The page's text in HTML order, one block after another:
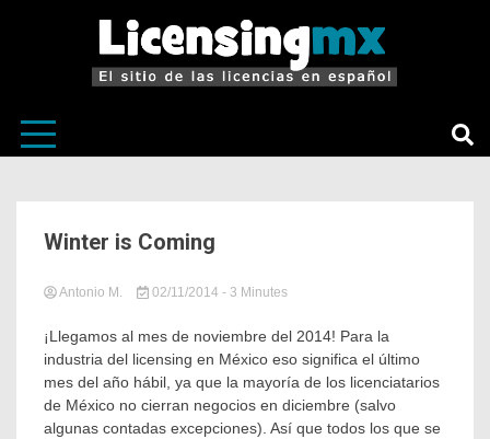
Winter is Coming
Antonio M. 02/11/2014 in
categoría
Tagged
Consejos,
Emprendedores
,
Licenciante,
Licencias
México,
- 3 Minutes
¡Llegamos al mes de noviembre del 2014! Para la
industria del licensing en México eso significa el último
mes del año hábil, ya que la mayoría de los licenciatarios
de México no cierran negocios en diciembre (salvo
algunas contadas excepciones). Así que todos los que se